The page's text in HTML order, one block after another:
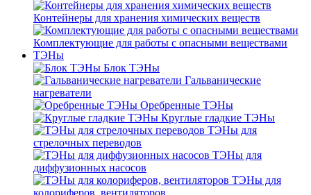
Контейнеры для хранения химических веществ
Комплектующие для работы с опасными веществами
ТЭНы
Блок ТЭНы
Гальванические
нагреватели
Оребренные ТЭНы
Круглые гладкие ТЭНы
ТЭНы для
стрелочных переводов
ТЭНы для
диффузионных насосов
ТЭНы для